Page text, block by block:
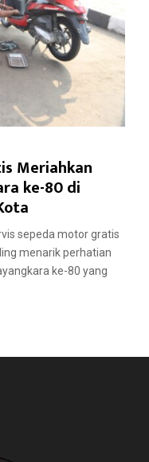
Meriahkan
ke-80 di
sepeda motor gratis
menarik perhatian
ke-80 yang